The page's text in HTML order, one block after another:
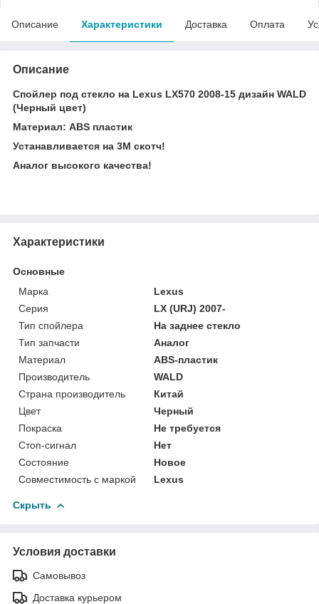
Описание Характеристики Доставка Оплата
Описание
Спойлер под стекло на Lexus LX570 2008-15 дизайн WALD
(Черный цвет)
Материал: ABS пластик
Устанавливается на 3М скотч!
Аналог высокого качества!
Характеристики
Основные
Марка
Lexus
Серия
LX (URJ) 2007-
Тип спойлера
На заднее стекло
Тип запчасти
Аналог
Материал
ABS-пластик
Производитель
WALD
Страна производитель
Китай
Цвет
Черный
Покраска
Не требуется
Стоп-сигнал
Нет
Состояние
Новое
Совместимость с маркой
Lexus
Скрыть
Условия доставки
Самовывоз
Доставка курьером